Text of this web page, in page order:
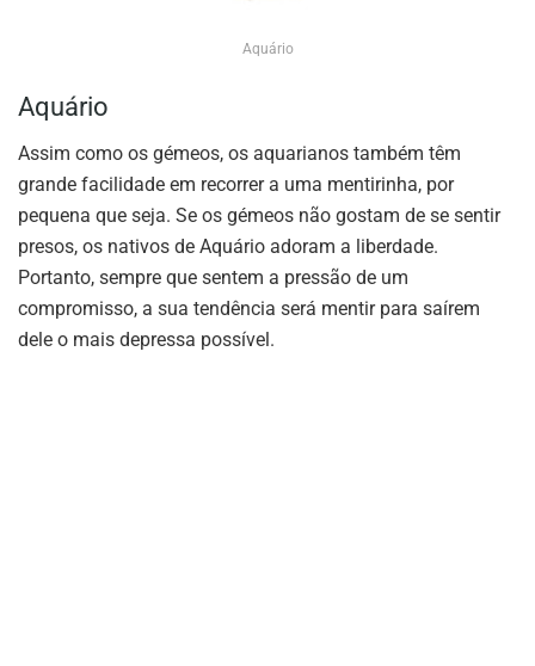
Aquário
Aquário
Assim como os gémeos, os aquarianos também têm
grande facilidade em recorrer a uma mentirinha, por
pequena que seja. Se os gémeos não gostam de se sentir
presos, os nativos de Aquário adoram a liberdade.
Portanto, sempre que sentem a pressão de um
compromisso, a sua tendência será mentir para saírem
dele o mais depressa possível.